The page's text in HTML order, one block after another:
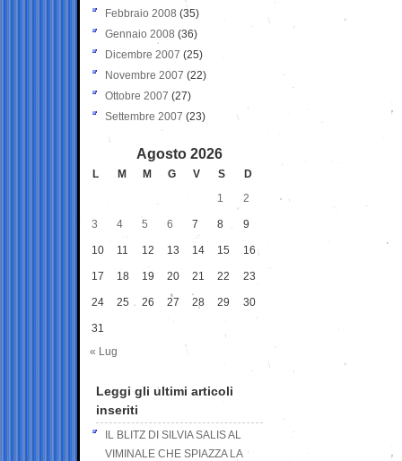
Febbraio 2008 (35)
Gennaio 2008 (36)
Dicembre 2007 (25)
Novembre 2007 (22)
Ottobre 2007 (27)
Settembre 2007 (23)
Agosto 2026
L M M G V S
D
1
2
3 4 5 6 7 8 9
10 11 12 13 14 15 16
17 18 19 20 21 22 23
24 25 26 27 28 29 30
31
« Lug
Leggi gli ultimi articoli
inseriti
IL BLITZ DI SILVIA SALIS AL
VIMINALE CHE SPIAZZA LA